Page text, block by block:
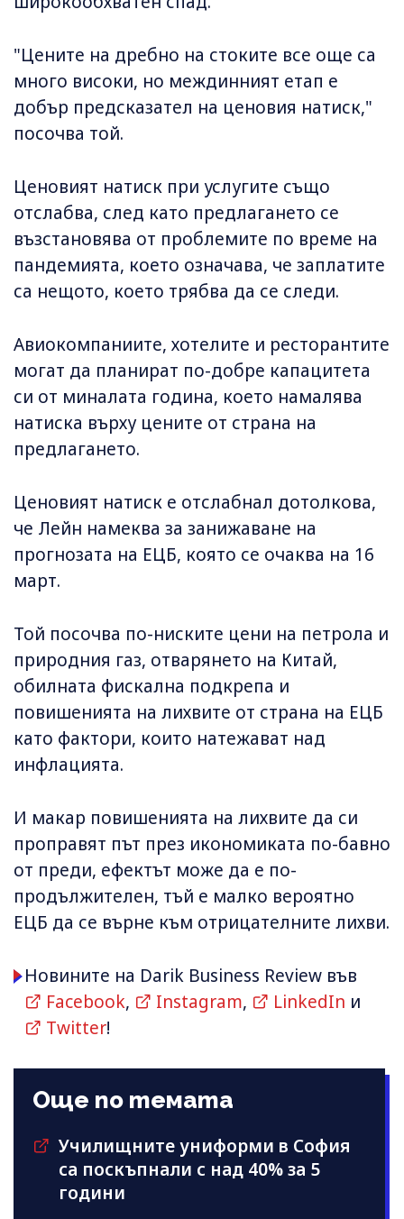
"Цените на дребно на стоките все още са
много високи, но междинният етап е
добър предсказател на ценовия натиск,"
посочва той.
Ценовият натиск при услугите също
отслабва, след като предлагането се
възстановява от проблемите по време на
пандемията, което означава, че заплатите
са нещото, което трябва да се следи.
Авиокомпаниите, хотелите и ресторантите
могат да планират по-добре капацитета
си от миналата година, което намалява
натиска върху цените от страна на
предлагането.
Ценовият натиск е отслабнал дотолкова,
че Лейн намеква за занижаване на
прогнозата на ЕЦБ, която се очаква на 16
март.
Той посочва по-ниските цени на петрола и
природния газ, отварянето на Китай,
обилната фискална подкрепа и
повишенията на лихвите от страна на ЕЦБ
като фактори, които натежават над
инфлацията.
И макар повишенията на лихвите да си
проправят път през икономиката по-бавно
от преди, ефектът може да е по-
продължителен, тъй е малко вероятно
ЕЦБ да се върне към отрицателните лихви.
Новините на Darik Business Review във
Facebook, Instagram, LinkedIn и
Twitter!
Още по темата
Училищните униформи в София
са поскъпнали с над 40% за 5
години